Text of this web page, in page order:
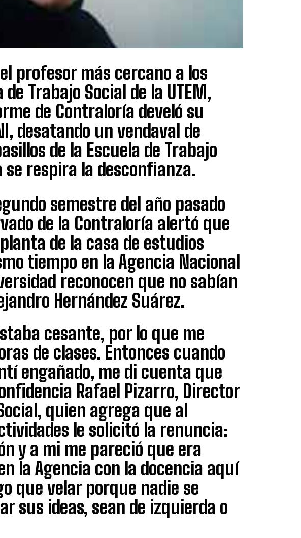
profesor más cercano a los
Trabajo Social de la UTEM,
de Contraloría develó su
desatando un vendaval de
de la Escuela de Trabajo
se respira la desconfianza.
semestre del año pasado
de la Contraloría alertó que
de la casa de estudios
tiempo en la Agencia Nacional
reconocen que no sabían
Hernández Suárez.
cesante, por lo que me
de clases. Entonces cuando
engañado, me di cuenta que
Rafael Pizarro, Director
quien agrega que al
le solicitó la renuncia:
y a mi me pareció que era
la Agencia con la docencia aquí
que velar porque nadie se
sus ideas, sean de izquierda o